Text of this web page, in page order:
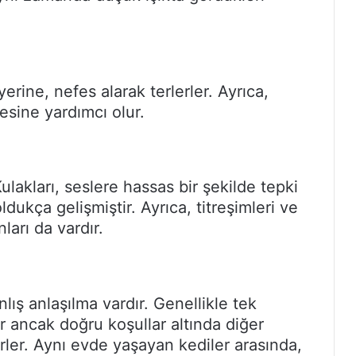
nefes alarak terlerler. Ayrıca,
yardımcı olur.
seslere hassas bir şekilde tepki
gelişmiştir. Ayrıca, titreşimleri ve
da vardır.
anlaşılma vardır. Genellikle tek
ancak doğru koşullar altında diğer
Aynı evde yaşayan kediler arasında,